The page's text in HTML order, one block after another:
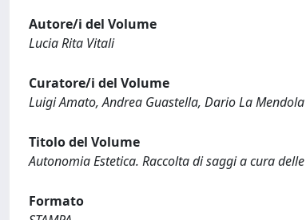
Autore/i del Volume
Lucia Rita Vitali
Curatore/i del Volume
Luigi Amato, Andrea Guastella, Dario La Mendola
Titolo del Volume
Autonomia Estetica. Raccolta di saggi a cura
Formato